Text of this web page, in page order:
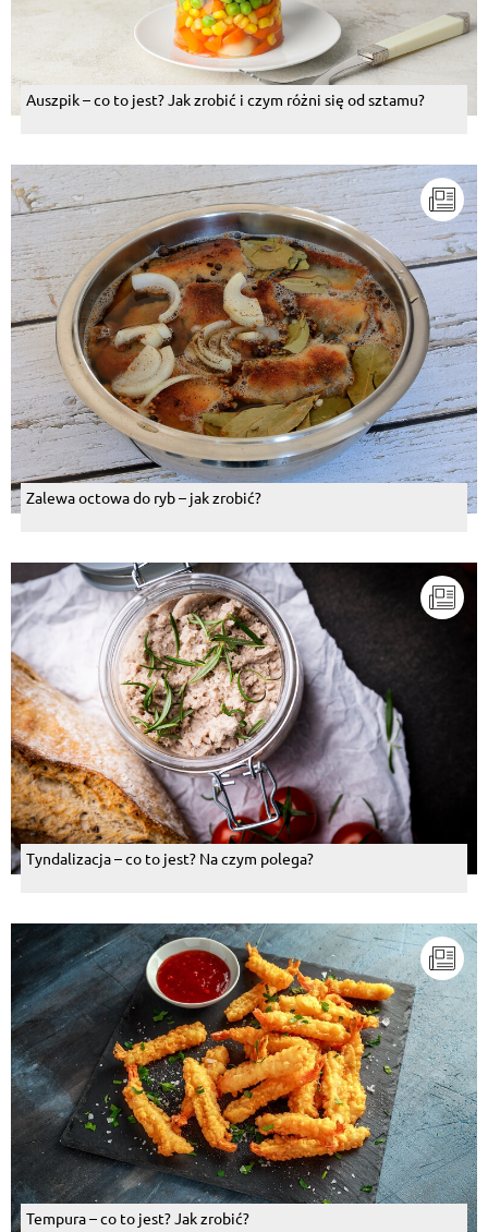
Auszpik – co to jest? Jak zrobić i czym różni się od sztamu?
Zalewa octowa do ryb – jak zrobić?
Tyndalizacja – co to jest? Na czym polega?
Tempura – co to jest? Jak zrobić?